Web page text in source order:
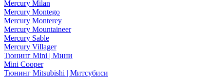
Mercury Milan
Mercury Montego
Mercury Monterey
Mercury Mountaineer
Mercury Sable
Mercury Villager
Тюнинг Mini | Мини
Mini Cooper
Тюнинг Mitsubishi | Митсубиси